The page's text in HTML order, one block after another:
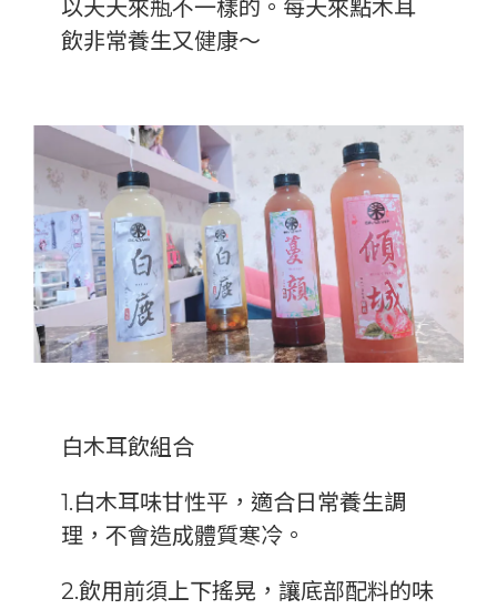
以天天來瓶不一樣的。每天來點木耳
飲非常養生又健康～
白木耳飲組合
1.白木耳味甘性平，適合日常養生調
理，不會造成體質寒冷。
2.飲用前須上下搖晃，讓底部配料的味